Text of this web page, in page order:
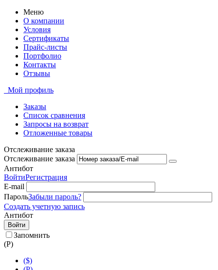
Меню
О компании
Условия
Сертификаты
Прайс-листы
Портфолио
Контакты
Отзывы
Мой профиль
Заказы
Список сравнения
Запросы на возврат
Отложенные товары
Отслеживание заказа
Отслеживание заказа
Антибот
ВойтиРегистрация
E-mail
ПарольЗабыли пароль?
Создать учетную запись
Антибот
Войти
Запомнить
(Р)
($)